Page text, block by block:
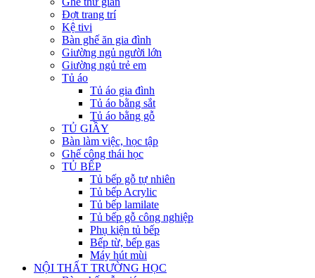
Đợt trang trí
Kệ tivi
Bàn ghế ăn gia đình
Giường ngủ người lớn
Giường ngủ trẻ em
Tủ áo
Tủ áo gia đình
Tủ áo bằng sắt
Tủ áo bằng gỗ
TỦ GIẦY
Bàn làm việc, học tập
Ghế công thái học
TỦ BẾP
Tủ bếp gỗ tự nhiên
Tủ bếp Acrylic
Tủ bếp lamilate
Tủ bếp gỗ công nghiệp
Phụ kiện tủ bếp
Bếp từ, bếp gas
Máy hút mùi
NỘI THẤT TRƯỜNG HỌC